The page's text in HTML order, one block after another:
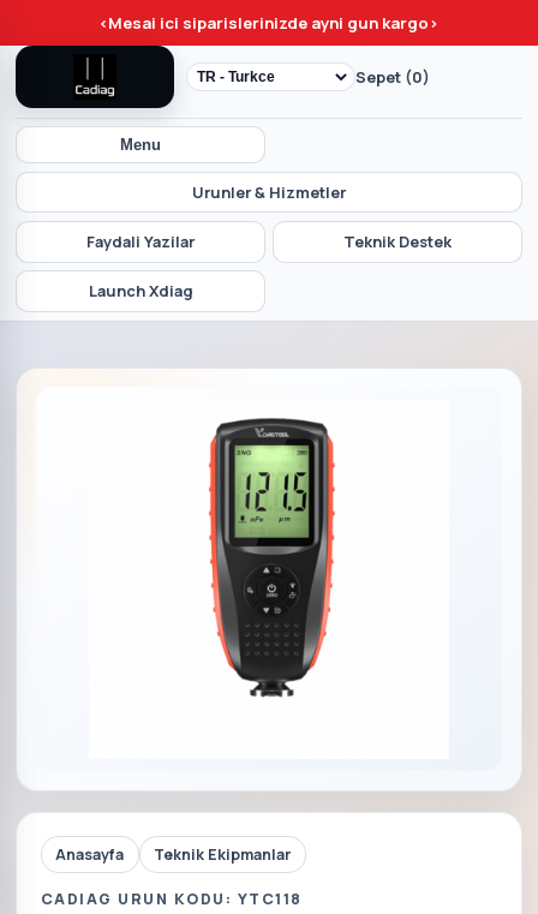
<Mesai ici siparislerinizde ayni gun kargo>
Menu
Urunler & Hizmetler
Faydali Yazilar Teknik Destek
Launch Xdiag
Sepet (0)
Anasayfa Teknik Ekipmanlar
CADIAG URUN KODU: YTC118